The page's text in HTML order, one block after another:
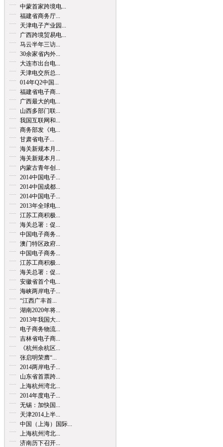
中蒙首家跨境电...
福建省商务厅...
天津电子产业园...
广西跨境贸易电...
马云半年三访...
30余家省内外...
大连市出台电...
天津电交所总...
014年Q2中国...
福建省电子商...
广西最大的电...
山西多部门联...
我国互联网和...
商务部发《电...
甘肃省电子...
海关新规本月...
海关新规本月...
内蒙古青年创...
2014中国电子...
2014中国成都...
2014中国电子...
2013年全球电...
江苏工商积极...
海关总署：促...
中国电子商务...
澳门特区政府...
中国电子商务...
江苏工商积极...
海关总署：促...
安徽省首个电...
海峡两岸电子...
“江西广丰首...
湖南2020年将...
2013年我国大...
电子商务物流...
吉林省电子商...
《杭州余杭区...
张启明荣膺“...
2014两岸电子...
山东省首票跨...
上海杭州湾北...
2014年度电子...
无锡：加快国...
天津2014上半...
中国（上海）国际...
上海杭州湾北...
济南历下召开...